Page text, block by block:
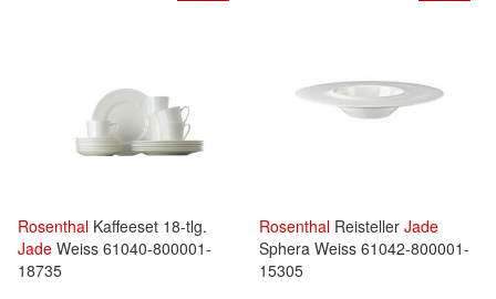
Rosenthal Kaffeeset 18-tlg.
Jade Weiss 61040-800001-
18735
Rosenthal Reisteller Jade
Sphera Weiss 61042-800001-
15305